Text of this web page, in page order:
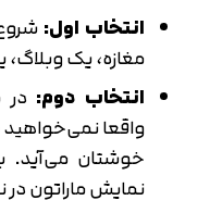
انتخاب اول:
مغازه، یک
انتخاب دوم:
واقعا نمی­‌خواهید
خوشتان می­‌آید.
نمایش ماراتون